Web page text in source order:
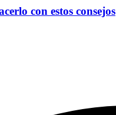
con estos consejos